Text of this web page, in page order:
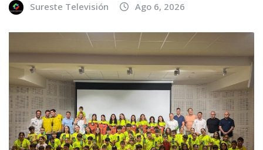
Sureste Televisión Ago 6, 2026